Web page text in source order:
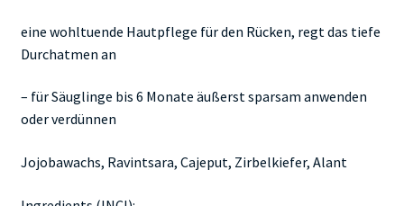
eine wohltuende Hautpflege für den Rücken, regt das tiefe
Durchatmen an
– für Säuglinge bis 6 Monate äußerst sparsam anwenden
oder verdünnen
Jojobawachs, Ravintsara, Cajeput, Zirbelkiefer, Alant